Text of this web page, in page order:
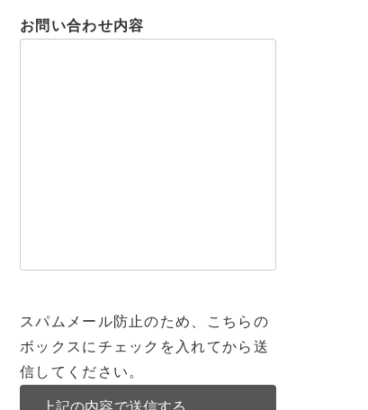
お問い合わせ内容
スパムメール防止のため、こちらの
ボックスにチェックを入れてから送
信してください。